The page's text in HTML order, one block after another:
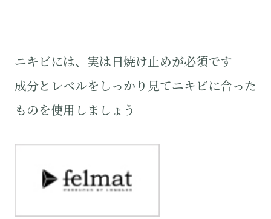
ニキビには、実は日焼け止めが必須です
成分とレベルをしっかり見てニキビに合った
ものを使用しましょう